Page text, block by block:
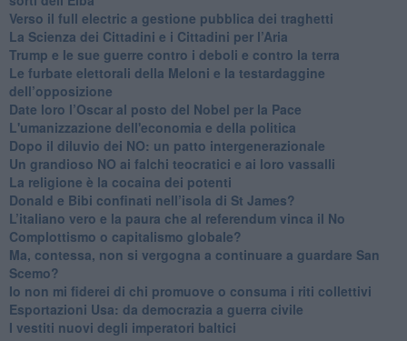
Verso il full electric a gestione pubblica dei traghetti​
​La Scienza dei Cittadini e i Cittadini per l’Aria
Trump e le sue guerre contro i deboli e contro la terra
​Le furbate elettorali della Meloni e la testardaggine
dell’opposizione
​Date loro l’Oscar al posto del Nobel per la Pace
L'umanizzazione dell'economia e della politica
​Dopo il diluvio dei NO: un patto intergenerazionale
​Un grandioso NO ai falchi teocratici e ai loro vassalli
La religione è la cocaina dei potenti
Donald e Bibi confinati nell’isola di St James?
L’italiano vero e la paura che al referendum vinca il No
​Complottismo o capitalismo globale?
​Ma, contessa, non si vergogna a continuare a guardare San
Scemo?
​Io non mi fiderei di chi promuove o consuma i riti collettivi
Esportazioni Usa: da democrazia a guerra civile
​I vestiti nuovi degli imperatori baltici